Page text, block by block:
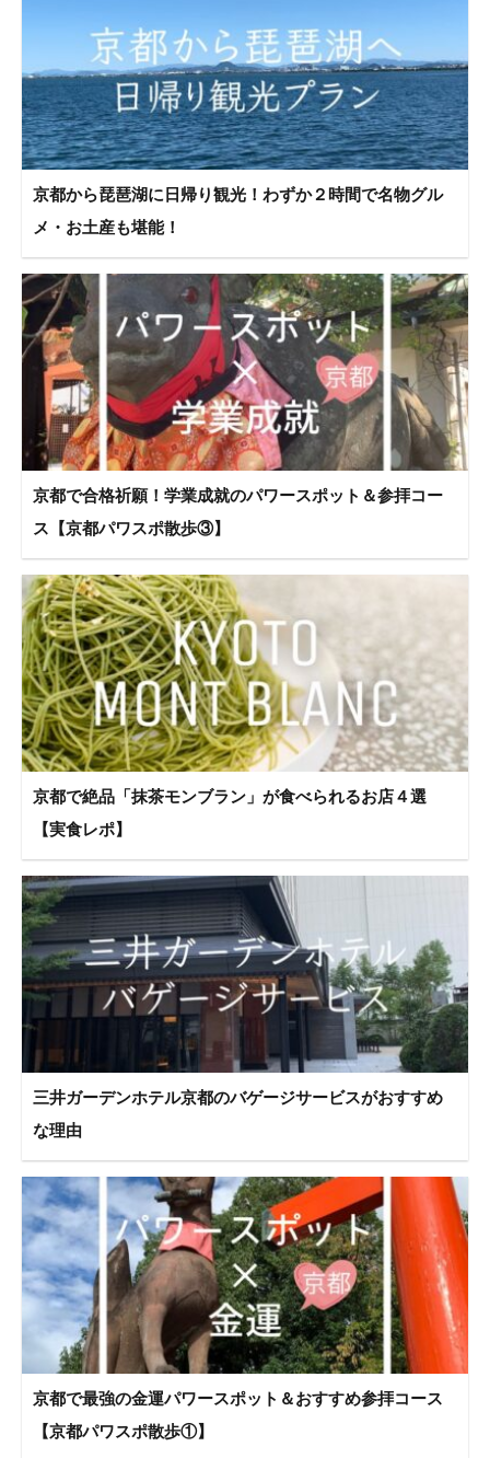
京都から琵琶湖に日帰り観光！わずか２時間で名物グル
メ・お土産も堪能！
京都で合格祈願！学業成就のパワースポット＆参拝コー
ス【京都パワスポ散歩③】
京都で絶品「抹茶モンブラン」が食べられるお店４選
【実食レポ】
三井ガーデンホテル京都のバゲージサービスがおすすめ
な理由
京都で最強の金運パワースポット＆おすすめ参拝コース
【京都パワスポ散歩①】